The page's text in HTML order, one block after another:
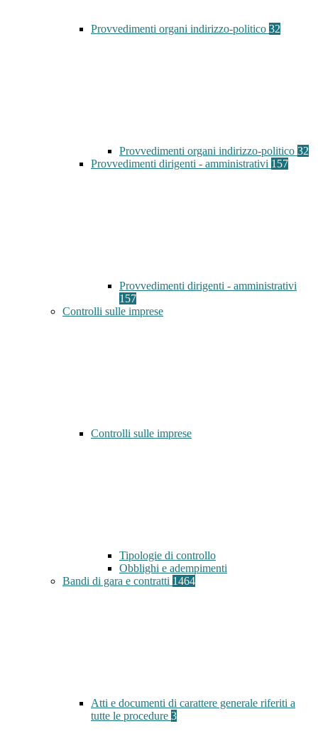
Provvedimenti organi indirizzo-politico 32
Provvedimenti organi indirizzo-politico 32
Provvedimenti dirigenti - amministrativi 157
Provvedimenti dirigenti - amministrativi
157
Controlli sulle imprese
Controlli sulle imprese
Tipologie di controllo
Obblighi e adempimenti
Bandi di gara e contratti 1464
Atti e documenti di carattere generale riferiti a
tutte le procedure 3